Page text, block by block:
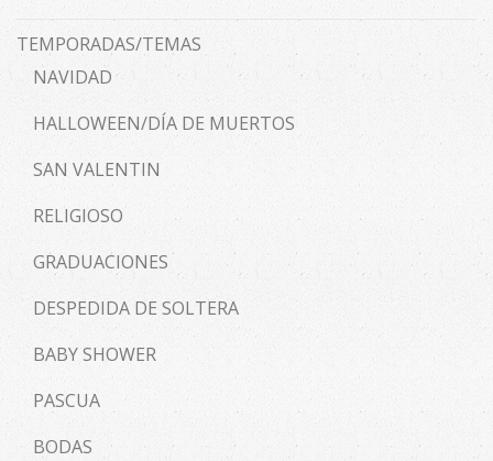
TEMPORADAS/TEMAS
NAVIDAD
HALLOWEEN/DÍA DE MUERTOS
SAN VALENTIN
RELIGIOSO
GRADUACIONES
DESPEDIDA DE SOLTERA
BABY SHOWER
PASCUA
BODAS